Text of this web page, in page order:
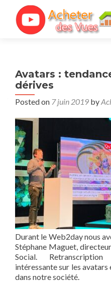
Avatars :
dérives
Posted on 7 juin 2019 by
Durant le Web2day nous
Stéphane Maguet,
Social.
intéressante sur les
dans notre société.